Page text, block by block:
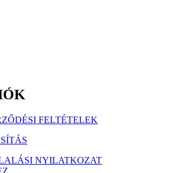
FELTÉTELEK
NYILATKOZAT